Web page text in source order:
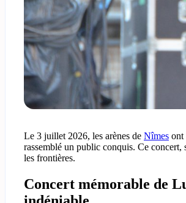
Le 3 juillet 2026, les arènes de Nîmes ont
rassemblé un public conquis. Ce
les frontières.
Concert mémorable de